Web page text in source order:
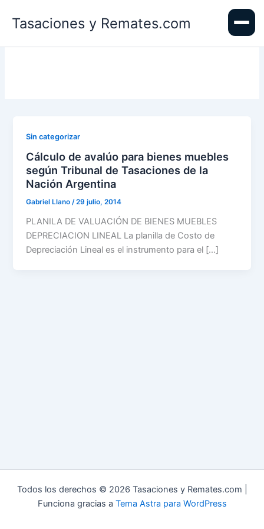
Tasaciones y Remates.com
Sin categorizar
Cálculo de avalúo para bienes muebles
según Tribunal de Tasaciones de la
Nación Argentina
Gabriel Llano/29 julio, 2014
PLANILA DE VALUACIÓN DE BIENES MUEBLES
DEPRECIACION LINEAL La planilla de Costo de
Depreciación Lineal es el instrumento para el […]
Todos los derechos © 2026 Tasaciones y Remates.com |
Funciona gracias a Tema Astra para WordPress